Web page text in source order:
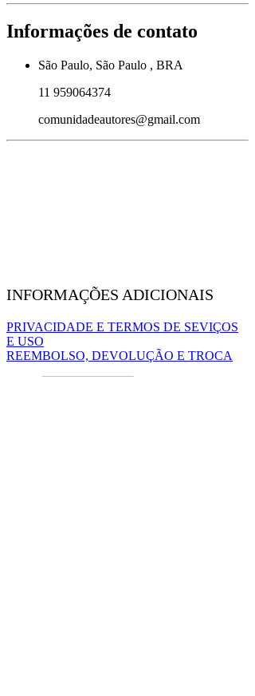
Informações de contato
São Paulo, São Paulo , BRA
11 959064374
comunidadeautores@gmail.com
INFORMAÇÕES ADICIONAIS
PRIVACIDADE E TERMOS DE SEVIÇOS
E USO
REEMBOLSO, DEVOLUÇÃO E TROCA